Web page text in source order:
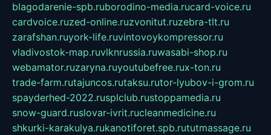
blagodarenie-spb.ruborodino-media.rucard-voice.ru
cardvoice.ruzed-online.ruzvonitut.ruzebra-tlt.ru
zarafshan.ruyork-life.ruvintovoykompressor.ru
vladivostok-map.ruvlknrussia.ruwasabi-shop.ru
webamator.ruzaryna.ruyoutubefree.rux-ton.ru
trade-farm.rutajuncos.rutaksu.rutor-lyubov-i-grom.ru
spayderhed-2022.rusplclub.rustoppamedia.ru
snow-guard.ruslovar-ivrit.rucleanmedicine.ru
shkurki-karakulya.rukanotiforet.spb.rututmassage.ru